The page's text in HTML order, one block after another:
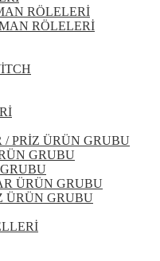
RÖLELERİ
RÖLELERİ
PRİZ ÜRÜN GRUBU
GRUBU
ÜRÜN GRUBU
ÜRÜN GRUBU